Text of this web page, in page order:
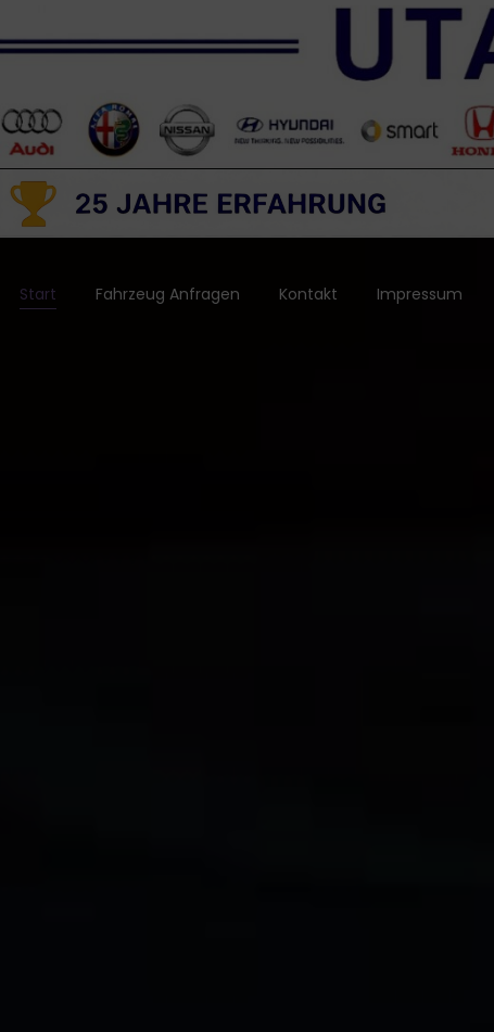
Start Fahrzeug Anfragen Kontakt Impressum